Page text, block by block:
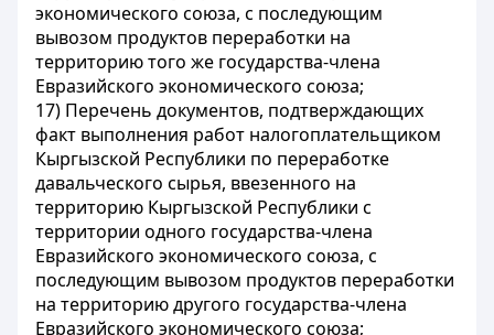
экономического союза, с последующим
вывозом продуктов переработки на
территорию того же государства-члена
Евразийского экономического союза;
17) Перечень документов, подтверждающих
факт выполнения работ налогоплательщиком
Кыргызской Республики по переработке
давальческого сырья, ввезенного на
территорию Кыргызской Республики с
территории одного государства-члена
Евразийского экономического союза, с
последующим вывозом продуктов переработки
на территорию другого государства-члена
Евразийского экономического союза;